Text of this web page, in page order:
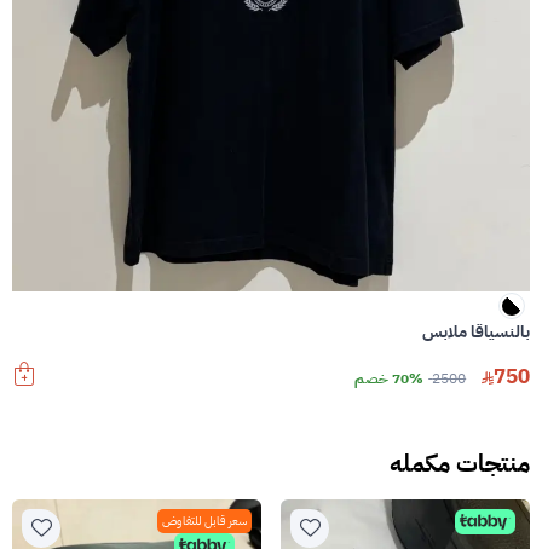
بالنسياقا ملابس
750
2500 70% خصم
منتجات مكمله
سعر قابل للتفاوض